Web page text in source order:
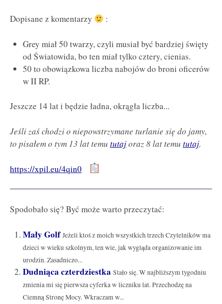
Dopisane z komentarzy :
Grey miał 50 twarzy, czyli musiał być bardziej święty
od Światowida, bo ten miał tylko cztery, cienias.
50 to obowiązkowa liczba nabojów do broni oficerów
w II RP.
Jeszcze 14 lat i będzie ładna, okrągła liczba...
Jeśli zaś chodzi o niepowstrzymane turlanie się do jamy,
to pisałem o tym 13 lat temu tutajoraz 8 lat temu tutaj.
https://xpil.eu/4qin0
Spodobało się? Być może warto przeczytać:
Mały Golf Jeżeli ktoś z moich wszystkich trzech Czytelników ma
dzieci w wieku szkolnym, ten wie, jak wygląda organizowanie im
urodzin. Zasadniczo...
Dudniąca czterdziestka Stało się. W najbliższym tygodniu
zmienia mi się pierwsza cyferka w liczniku lat. Przechodzę na
Ciemną Stronę Mocy. Wkraczam w...